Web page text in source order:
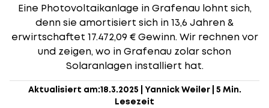
Eine Photovoltaikanlage in Grafenau lohnt sich,
denn sie amortisiert sich in 13,6 Jahren &
erwirtschaftet 17.472,09 € Gewinn. Wir rechnen vor
und zeigen, wo in Grafenau zolar schon
Solaranlagen installiert hat.
Aktualisiert am:18.3.2025 Yannick Weiler| 5 Min.
Lesezeit